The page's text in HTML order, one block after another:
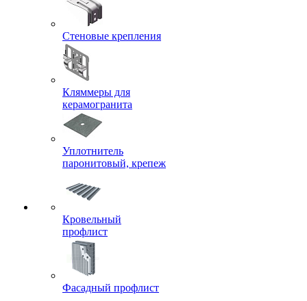
Стеновые крепления
Кляммеры для
керамогранита
Уплотнитель
паронитовый, крепеж
Кровельный
профлист
Фасадный профлист